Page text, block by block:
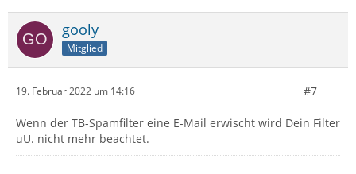
gooly
Mitglied
19. Februar 2022 um 14:16 #7
Wenn der TB-Spamfilter eine E-Mail erwischt wird Dein Filter
uU. nicht mehr beachtet.